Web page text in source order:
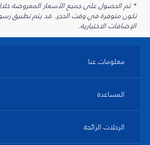
تكون متوفرة في وقت الحجز. قد يتم تطبيق
الإضافات الاختيارية.
معلومات عنا
المساعدة
الرحلات الرائجة